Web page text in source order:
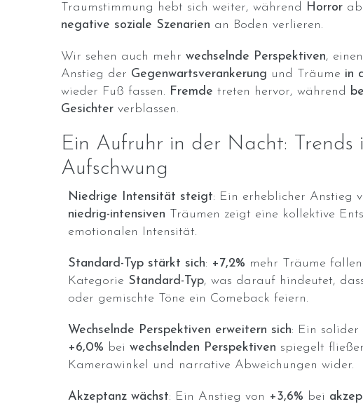
Traumstimmung hebt sich weiter, während Horror
negative soziale Szenarien an Boden verlieren.
Wir sehen auch mehr wechselnde Perspektiven,
Anstieg der Gegenwartsverankerung und Träume in
wieder Fuß fassen. Fremde treten hervor, während
Gesichter verblassen.
Ein Aufruhr in der Nacht: Trends
Aufschwung
Niedrige Intensität steigt: Ein erheblicher Anstieg
niedrig-intensiven Träumen zeigt eine kollektive
emotionalen Intensität.
Standard-Typ stärkt sich: +7,2% mehr Träume
Kategorie Standard-Typ, was darauf hindeutet,
oder gemischte Töne ein Comeback feiern.
Wechselnde Perspektiven erweitern sich: Ein solider
+6,0% bei wechselnden Perspektiven spiegelt
Kamerawinkel und narrative Abweichungen wider.
Akzeptanz wächst: Ein Anstieg von +3,6% bei